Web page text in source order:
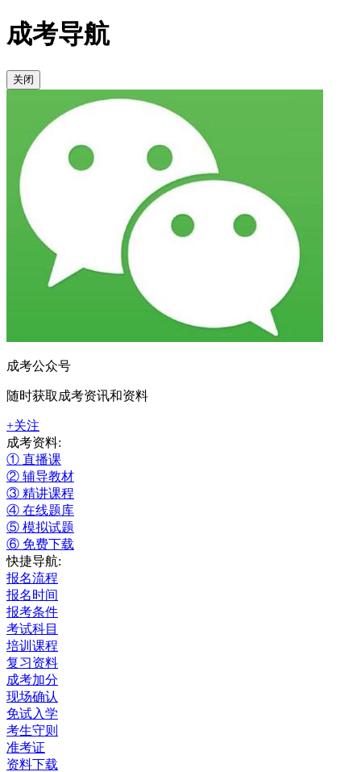
成考导航
关闭
成考公众号
随时获取成考资讯和资料
+关注
成考资料:
① 直播课
② 辅导教材
③ 精讲课程
④ 在线题库
⑤ 模拟试题
⑥ 免费下载
快捷导航:
报名流程
报名时间
报考条件
考试科目
培训课程
复习资料
成考加分
现场确认
免试入学
考生守则
准考证
资料下载